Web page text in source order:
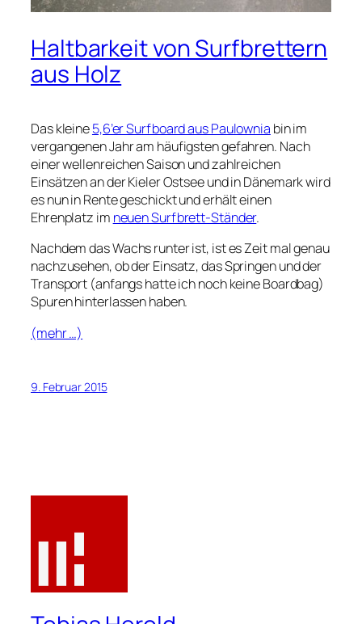
Haltbarkeit von Surfbrettern
aus Holz
Das kleine5,6’er Surfboard aus Paulownia bin im
vergangenen Jahr am häufigsten gefahren. Nach
einer wellenreichen Saison und zahlreichen
Einsätzen an der Kieler Ostsee und in Dänemark wird
es nun in Rente geschickt und erhält einen
Ehrenplatz im neuen Surfbrett-Ständer.
Nachdem das Wachs runter ist, ist es Zeit mal genau
nachzusehen, ob der Einsatz, das Springen und der
Transport (anfangs hatte ich noch keine Boardbag)
Spuren hinterlassen haben.
(mehr …)
9. Februar 2015